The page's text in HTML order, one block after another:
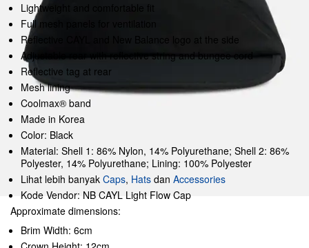
Lightweight and comfortable fit
Full mesh panels for ventilation
Reflective CAYL and New Balance logo at the side
Adjustable rear with reflective string and bungee cord
Reflective tag at rear
Mesh lining
Coolmax® band
Made in Korea
Color: Black
Material: Shell 1: 86% Nylon, 14% Polyurethane; Shell 2: 86%
Polyester, 14% Polyurethane; Lining: 100% Polyester
Lihat lebih banyak Caps, Hats dan Accessories
Kode Vendor: NB CAYL Light Flow Cap
Approximate dimensions:
Brim Width: 6cm